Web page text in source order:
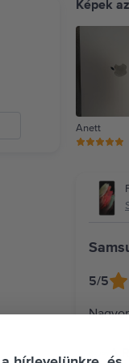
Képek
Anett
5/5
A